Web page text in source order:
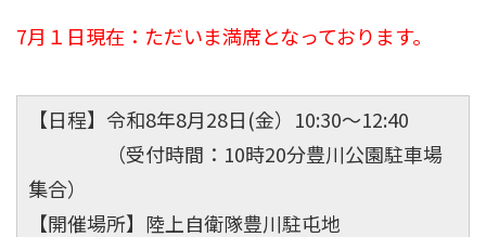
7月１日現在：ただいま満席となっております。
【日程】令和8年8月28日(金）10:30～12:40
（受付時間：10時20分豊川公園駐車場
集合）
【開催場所】陸上自衛隊豊川駐屯地